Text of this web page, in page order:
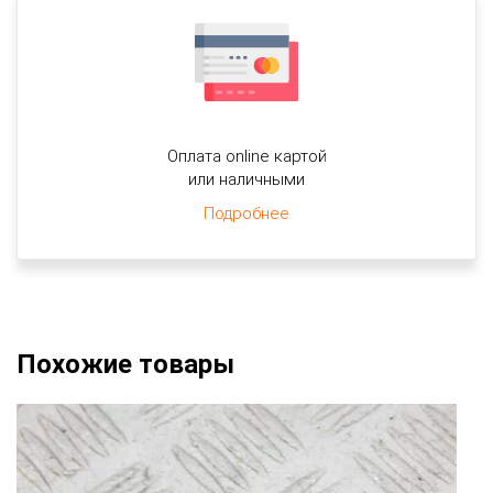
Оплата online картой
или наличными
Подробнее
Похожие товары